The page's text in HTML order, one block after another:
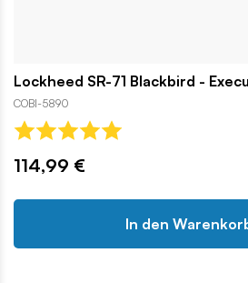
Lockheed SR-71 Blackbird -
COBI-5890
114,99 €
In den